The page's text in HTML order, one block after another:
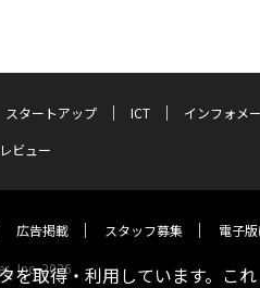
スタートアップ ICT
インフォメ
ビュー
広告掲載 スタッフ募集 電子
Inc. 2026
を取得・利用しています。これ